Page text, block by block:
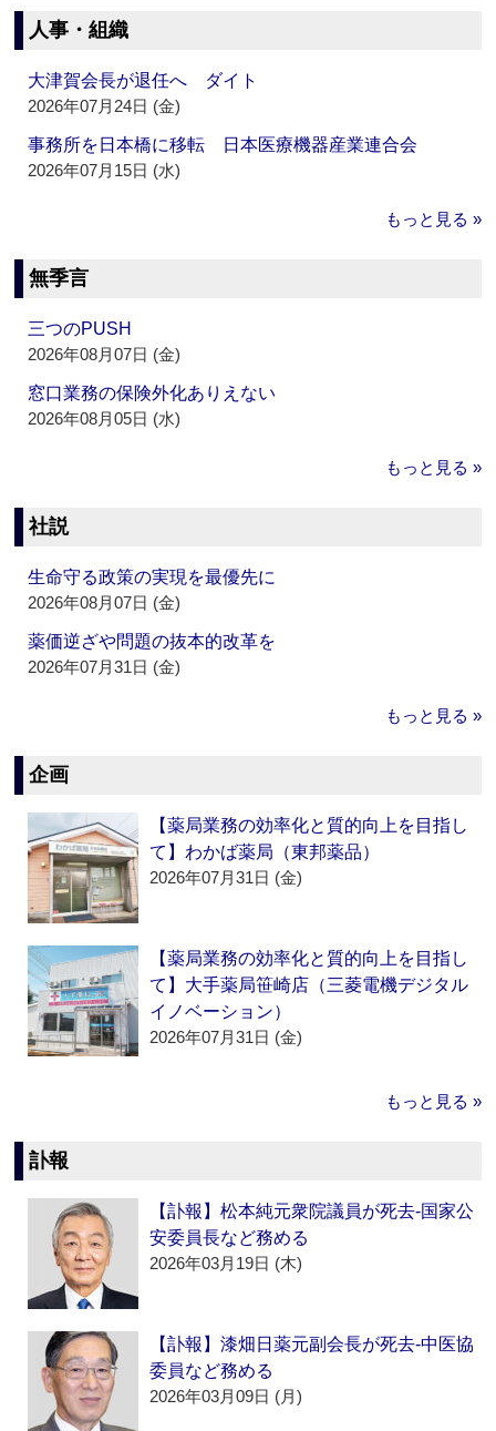
人事・組織
大津賀会長が退任へ ダイト
2026年07月24日 (金)
事務所を日本橋に移転 日本医療機器産業連合会
2026年07月15日 (水)
もっと見る »
無季言
三つのPUSH
2026年08月07日 (金)
窓口業務の保険外化ありえない
2026年08月05日 (水)
もっと見る »
社説
生命守る政策の実現を最優先に
2026年08月07日 (金)
薬価逆ざや問題の抜本的改革を
2026年07月31日 (金)
もっと見る »
企画
【薬局業務の効率化と質的向上を目指し
て】わかば薬局（東邦薬品）
2026年07月31日 (金)
【薬局業務の効率化と質的向上を目指し
て】大手薬局笹崎店（三菱電機デジタル
イノベーション）
2026年07月31日 (金)
もっと見る »
訃報
【訃報】松本純元衆院議員が死去‐国家公
安委員長など務める
2026年03月19日 (木)
【訃報】漆畑日薬元副会長が死去‐中医協
委員など務める
2026年03月09日 (月)